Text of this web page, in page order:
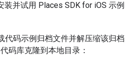
装并试用 Places SDK for iOS 示例
代码示例归档文件并解压缩该归档
码库克隆到本地目录：